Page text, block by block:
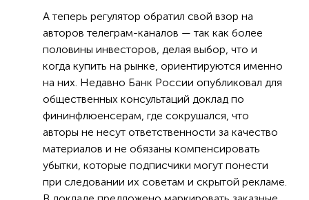
А теперь регулятор обратил свой взор на
авторов телеграм-каналов — так как более
половины инвесторов, делая выбор, что и
когда купить на рынке, ориентируются именно
на них. Недавно Банк России опубликовал для
общественных консультаций доклад по
фининфлюенсерам, где сокрушался, что
авторы не несут ответственности за качество
материалов и не обязаны компенсировать
убытки, которые подписчики могут понести
при следовании их советам и скрытой рекламе.